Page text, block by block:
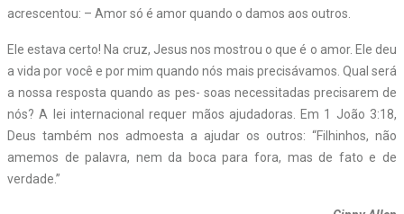
acrescentou: – Amor só é amor quando o damos aos outros.
Ele estava certo! Na cruz, Jesus nos mostrou o que é o amor. Ele deu
a vida por você e por mim quando nós mais precisávamos. Qual será
a nossa resposta quando as pes- soas necessitadas precisarem de
nós? A lei internacional requer mãos ajudadoras. Em 1 João 3:18,
Deus também nos admoesta a ajudar os outros: “Filhinhos, não
amemos de palavra, nem da boca para fora, mas de fato e de
verdade.”